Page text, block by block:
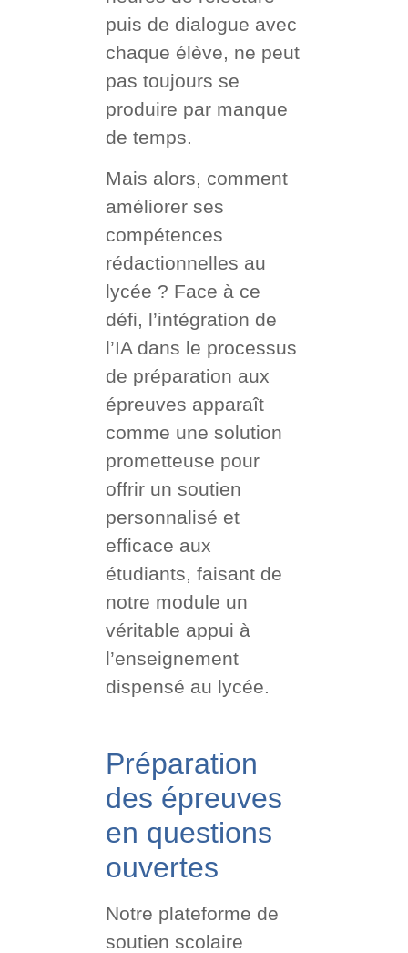
puis de dialogue avec
chaque élève, ne peut
pas toujours se
produire par manque
de temps.
Mais alors, comment
améliorer ses
compétences
rédactionnelles au
lycée ? Face à ce
défi, l’intégration de
l’IA dans le processus
de préparation aux
épreuves apparaît
comme une solution
prometteuse pour
offrir un soutien
personnalisé et
efficace aux
étudiants, faisant de
notre module un
véritable appui à
l’enseignement
dispensé au lycée.
Préparation
des épreuves
en questions
ouvertes
Notre plateforme de
soutien scolaire